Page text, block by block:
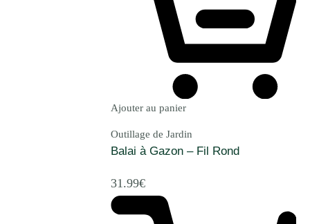
Ajouter au panier
Outillage de Jardin
Balai à Gazon – Fil Rond
31.99€